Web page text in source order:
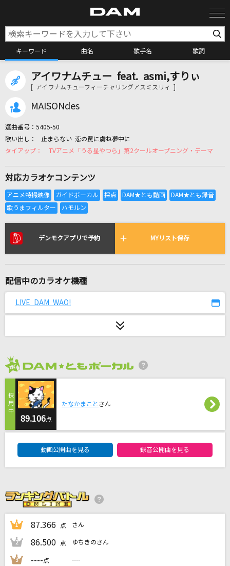
キーワード 曲名 歌手名 歌詞
カラオケ検索
カラオケリクエスト
リアルタイムで歌われている曲の一覧
[生音]Mela!
岩崎良美
おジャ魔女カーニバル!!
WANDS
[生音]紫煙
神野美伽
[生音]香水
瑛人
ブルーダイアリー
Habit
SEKAI NO OWARI(世界の終わり)
灰色と青(+菅田将暉)
米津玄師
アイワナムチュー feat. asmi,すりぃ
[ アイワナムチューフィーチャリングアスミスリィ ]
MAISONdes
選曲番号： 5405-50
止まらない 恋の罠に虜ね夢中に
TVアニメ「うる星やつら」第2クールオープニング・テーマ
対応カラオケコンテンツ
デンモクアプリで予約 MYリスト保存
配信中のカラオケ機種
LIVE DAM WAO!
89.106点
たなかまこと さん
動画公開曲を見る 録音公開曲を見る
1 87.366 点 さん
2 86.500 点 ゆちきのさん
3 ----点 ----